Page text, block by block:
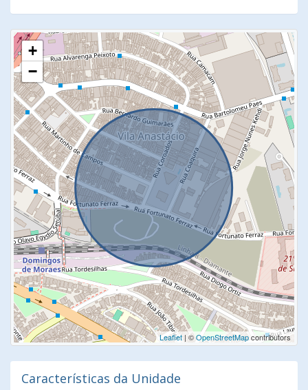
+
−
Leaflet | ©OpenStreetMapcontributors
Características da Unidade